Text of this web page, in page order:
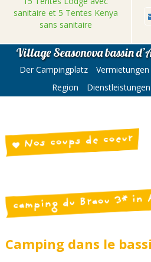
sanitaire et 5 Tentes Kenya
sans sanitaire
Village Seasonova bassin
Der Campingplatz Vermietungen
Region
Nos coups de coeur
camping du Braou 3* in
Camping dans le